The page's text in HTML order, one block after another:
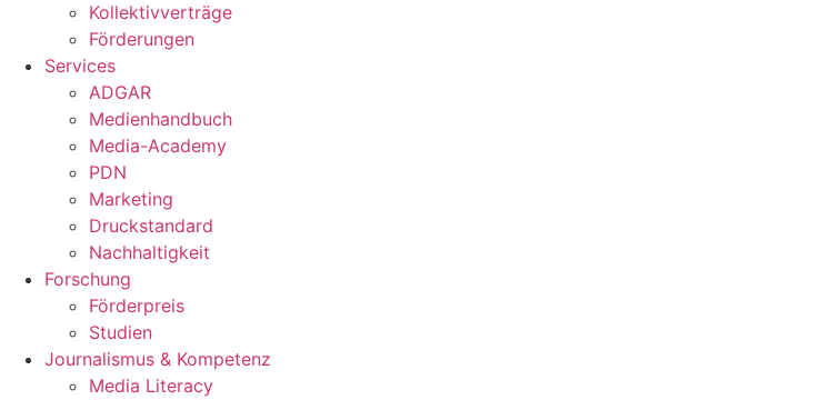
Kollektivverträge
Förderungen
Services
ADGAR
Medienhandbuch
Media-Academy
PDN
Marketing
Druckstandard
Nachhaltigkeit
Forschung
Förderpreis
Studien
Journalismus & Kompetenz
Media Literacy